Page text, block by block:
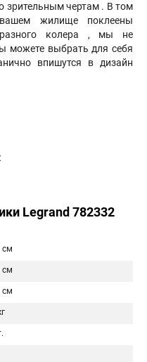
зрительным чертам . В том
жилище поклеены
колера , мы не
можете выбрать для себя
впишутся в дизайн
Legrand 782332
см
см
см